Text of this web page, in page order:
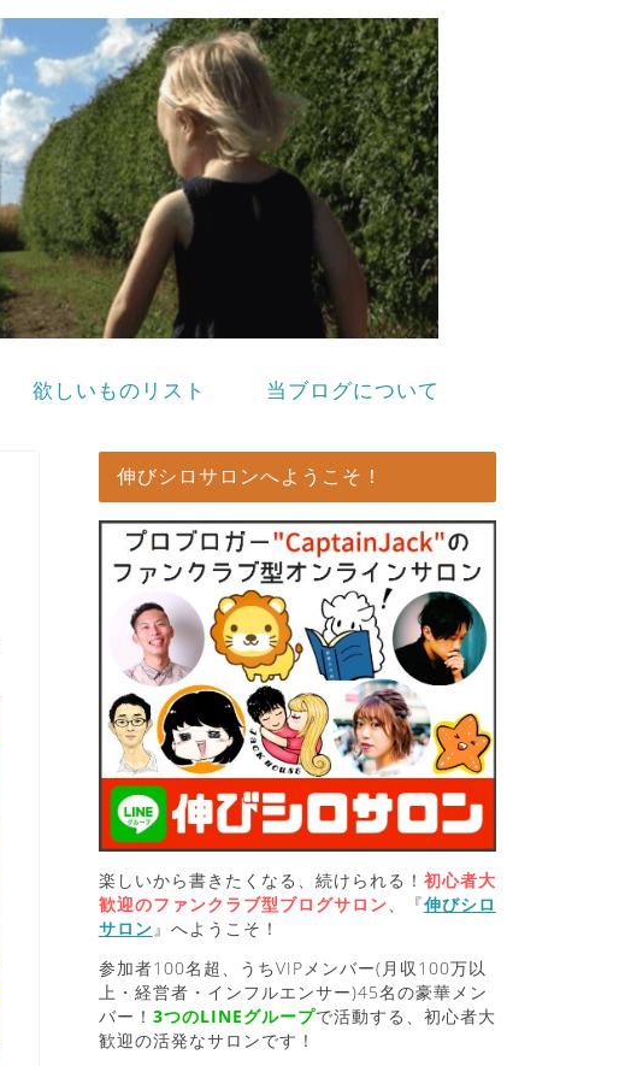
欲しいものリスト 当ブログについて
伸びシロサロンへようこそ！
楽しいから書きたくなる、続けられる！ 初心者大
歓迎のファンクラブ型ブログサロン 、『伸びシロ
サロン 』へようこそ！
参加者100名超、うちVIPメンバー(月収100万以
上・経営者・インフルエンサー)45名の豪華メン
バー！ 3つのLINEグループで活動する、初心者大
歓迎の活発なサロンです！